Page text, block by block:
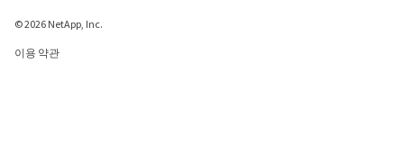
© 2026 NetApp, Inc.
이용 약관